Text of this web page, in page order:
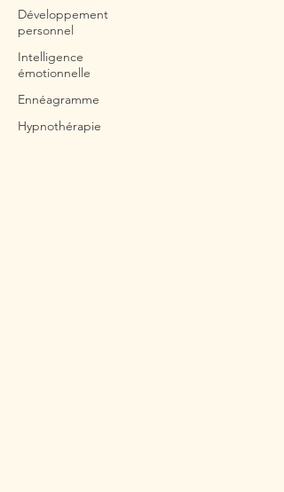
Développement
personnel
Intelligence
émotionnelle
Ennéagramme
Hypnothérapie